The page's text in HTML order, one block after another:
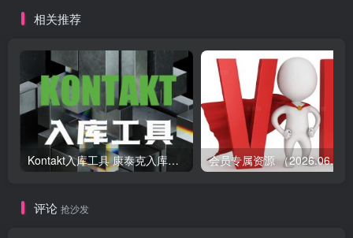
相关推荐
Kontakt入库工具 康泰克入库教程
评论 抢沙发